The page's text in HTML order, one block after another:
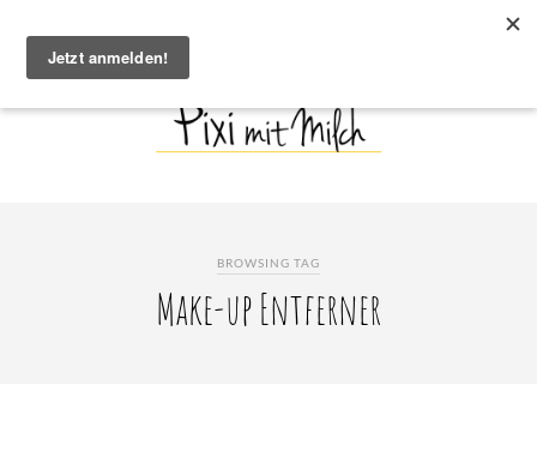
BROWSING TAG
Make-up Entferner